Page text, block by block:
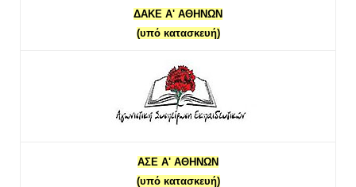
ΔΑΚΕ Α' ΑΘΗΝΩΝ
(υπό κατασκευή)
ΑΣΕ Α' ΑΘΗΝΩΝ
(υπό κατασκευή)